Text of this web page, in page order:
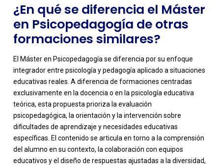
¿En qué se diferencia el Máster
en Psicopedagogía de otras
formaciones similares?
El Máster en Psicopedagogía se diferencia por su enfoque
integrador entre psicología y pedagogía aplicado a situaciones
educativas reales. A diferencia de formaciones centradas
exclusivamente en la docencia o en la psicología educativa
teórica, esta propuesta prioriza la evaluación
psicopedagógica, la orientación y la intervención sobre
dificultades de aprendizaje y necesidades educativas
específicas. El contenido se articula en torno a la comprensión
del alumno en su contexto, la colaboración con equipos
educativos y el diseño de respuestas ajustadas a la diversidad,
-